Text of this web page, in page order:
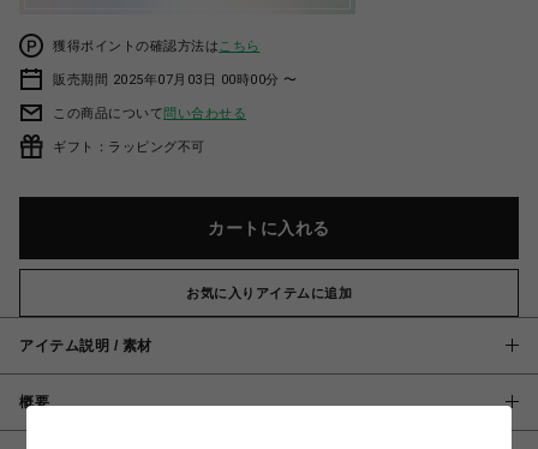
獲得ポイントの確認方法は こちら
販売期間 2025年07月03日 00時00分 〜
この商品について問い合わせる
ギフト：ラッピング不可
カートに入れる
お気に入りアイテムに追加
アイテム説明 / 素材
概要